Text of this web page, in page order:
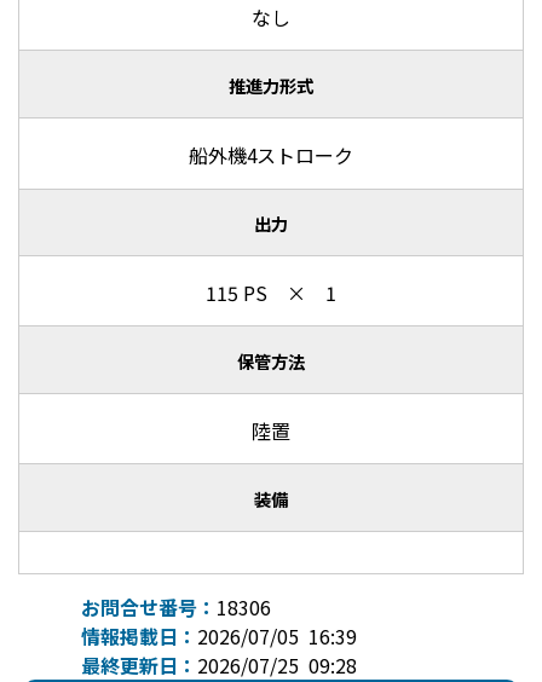
なし
推進力形式
船外機4ストローク
出力
115 PS × 1
保管方法
陸置
装備
お問合せ番号： 18306
情報掲載日： 2026/07/05 16:39
最終更新日： 2026/07/25 09:28